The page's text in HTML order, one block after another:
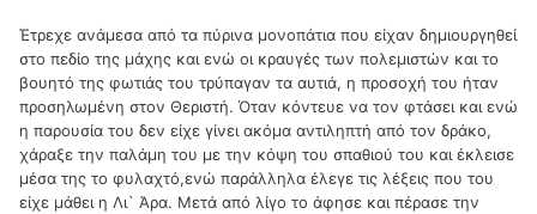
Έτρεχε ανάμεσα από τα πύρινα μονοπάτια που είχαν δημιουργηθεί
στο πεδίο της μάχης και ενώ οι κραυγές των πολεμιστών και το
βουητό της φωτιάς του τρύπαγαν τα αυτιά, η προσοχή του ήταν
προσηλωμένη στον Θεριστή. Όταν κόντευε να τον φτάσει και ενώ
η παρουσία του δεν είχε γίνει ακόμα αντιληπτή από τον δράκο,
χάραξε την παλάμη του με την κόψη του σπαθιού του και έκλεισε
μέσα της το φυλαχτό,ενώ παράλληλα έλεγε τις λέξεις που του
είχε μάθει η Λι` Άρα. Μετά από λίγο το άφησε και πέρασε την